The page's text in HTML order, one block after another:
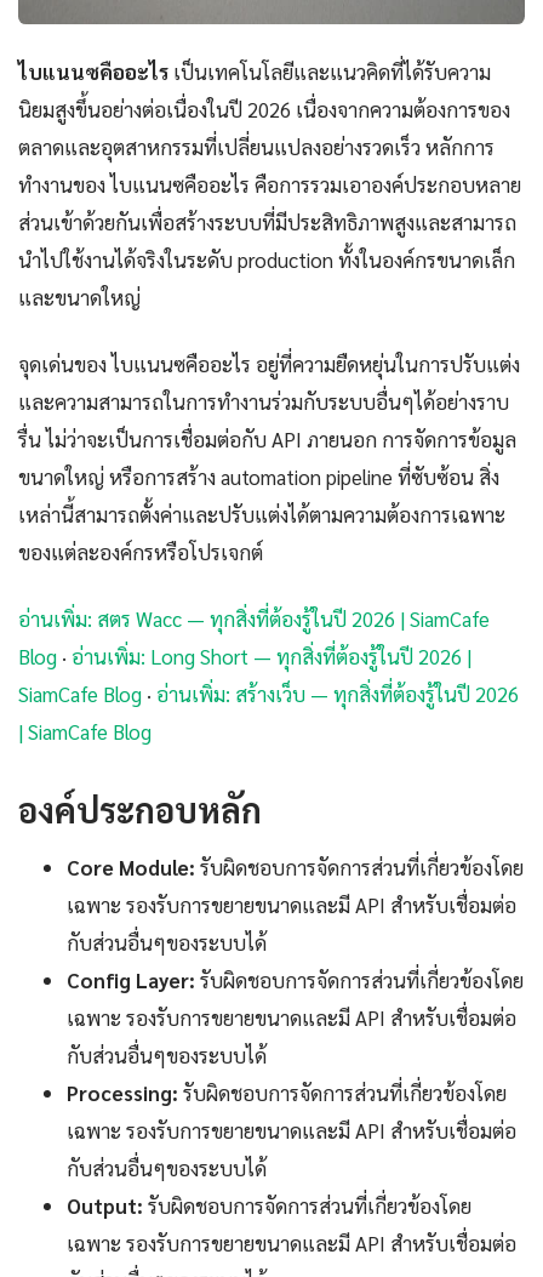
ไบแนนซคืออะไร เป็นเทคโนโลยีและแนวคิดที่ได้รับความ
นิยมสูงขึ้นอย่างต่อเนื่องในปี 2026 เนื่องจากความต้องการของ
ตลาดและอุตสาหกรรมที่เปลี่ยนแปลงอย่างรวดเร็ว หลักการ
ทำงานของ ไบแนนซคืออะไร คือการรวมเอาองค์ประกอบหลาย
ส่วนเข้าด้วยกันเพื่อสร้างระบบที่มีประสิทธิภาพสูงและสามารถ
นำไปใช้งานได้จริงในระดับ production ทั้งในองค์กรขนาดเล็ก
และขนาดใหญ่
จุดเด่นของ ไบแนนซคืออะไร อยู่ที่ความยืดหยุ่นในการปรับแต่ง
และความสามารถในการทำงานร่วมกับระบบอื่นๆได้อย่างราบ
รื่น ไม่ว่าจะเป็นการเชื่อมต่อกับ API ภายนอก การจัดการข้อมูล
ขนาดใหญ่ หรือการสร้าง automation pipeline ที่ซับซ้อน สิ่ง
เหล่านี้สามารถตั้งค่าและปรับแต่งได้ตามความต้องการเฉพาะ
ของแต่ละองค์กรหรือโปรเจกต์
อ่านเพิ่ม: สตร Wacc — ทุกสิ่งที่ต้องรู้ในปี 2026 | SiamCafe
Blog · อ่านเพิ่ม: Long Short — ทุกสิ่งที่ต้องรู้ในปี 2026 |
SiamCafe Blog · อ่านเพิ่ม: สร้างเว็บ — ทุกสิ่งที่ต้องรู้ในปี 2026
| SiamCafe Blog
องค์ประกอบหลัก
Core Module: รับผิดชอบการจัดการส่วนที่เกี่ยวข้องโดย
เฉพาะ รองรับการขยายขนาดและมี API สำหรับเชื่อมต่อ
กับส่วนอื่นๆของระบบได้
Config Layer: รับผิดชอบการจัดการส่วนที่เกี่ยวข้องโดย
เฉพาะ รองรับการขยายขนาดและมี API สำหรับเชื่อมต่อ
กับส่วนอื่นๆของระบบได้
Processing: รับผิดชอบการจัดการส่วนที่เกี่ยวข้องโดย
เฉพาะ รองรับการขยายขนาดและมี API สำหรับเชื่อมต่อ
กับส่วนอื่นๆของระบบได้
Output: รับผิดชอบการจัดการส่วนที่เกี่ยวข้องโดย
เฉพาะ รองรับการขยายขนาดและมี API สำหรับเชื่อมต่อ